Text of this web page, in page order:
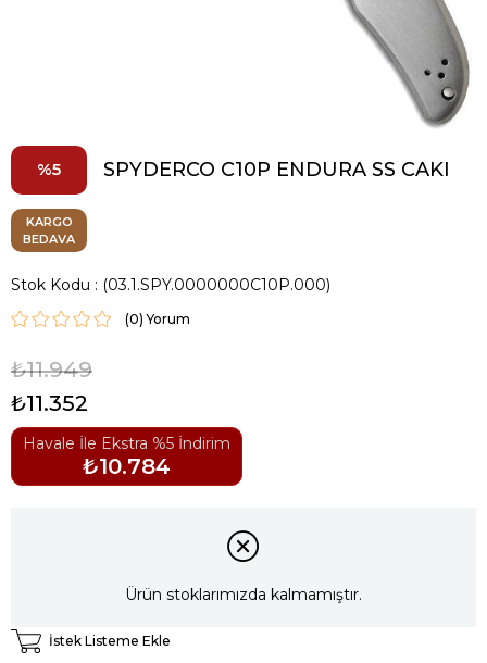
5 SPYDERCO C10P ENDURA SS CAKI
KARGO
BEDAVA
Stok Kodu (03.1.SPY.0000000C10P.000)
(0)
₺11.949
₺11.352
Havale İle Ekstra %5 İndirim
₺10.784
Ürün stoklarımızda kalmamıştır.
İstek Listeme Ekle